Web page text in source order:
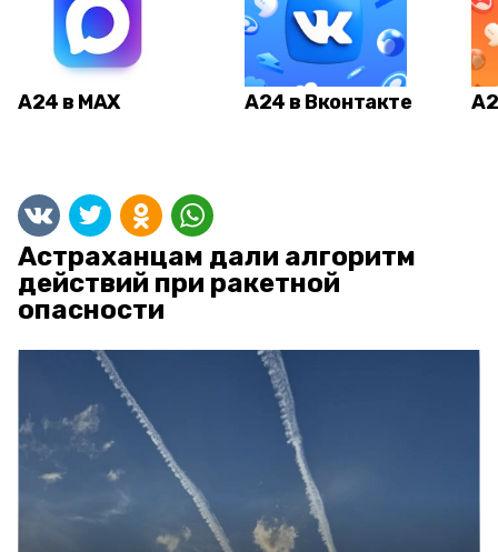
А24 в MAX А24 в Вконтакте
Астраханцам дали алгоритм
действий при ракетной
опасности